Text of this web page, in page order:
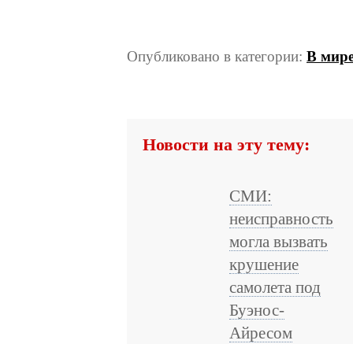
Опубликовано в категории: В
Новости на эту тему:
СМИ:
неисправность
могла вызвать
крушение
самолета под
Буэнос-
Айресом